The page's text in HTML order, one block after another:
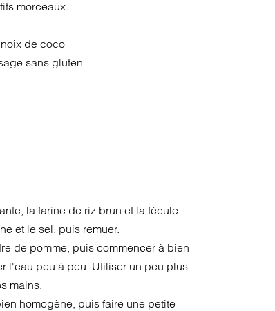
morceaux
de coco
sans gluten
la farine de riz brun et la fécule
et le sel, puis remuer.
de pomme, puis commencer à bien
l'eau peu à peu. Utiliser un peu plus
mains.
homogène, puis faire une petite